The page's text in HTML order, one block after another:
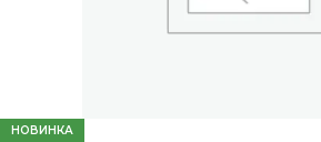
НОВИНКА